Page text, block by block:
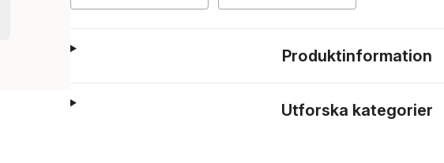
Produktinformation
Utforska kategorier